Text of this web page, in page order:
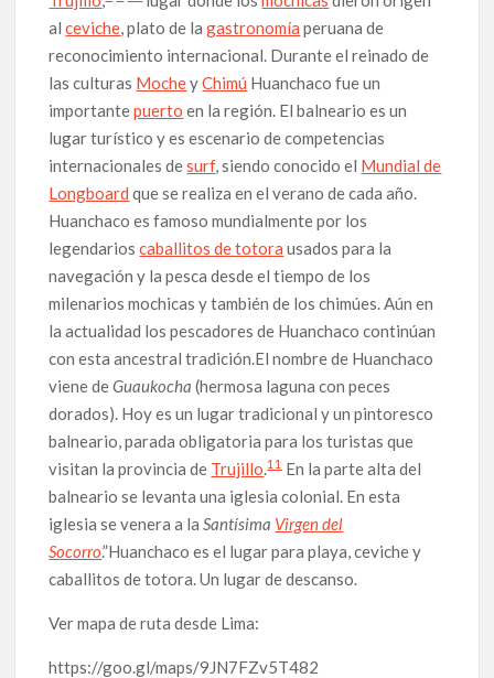
alceviche, plato de lagastronomía peruana de
reconocimiento internacional. Durante el reinado de
las culturas MocheyChimú Huanchaco fue un
importantepuerto en la región. El balneario es un
lugar turístico y es escenario de competencias
internacionales desurf, siendo conocido el Mundial de
Longboard que se realiza en el verano de cada año.
Huanchaco es famoso mundialmente por los
legendarioscaballitos de totora usados para la
navegación y la pesca desde el tiempo de los
milenarios mochicas y también de los chimúes. Aún en
la actualidad los pescadores de Huanchaco continúan
con esta ancestral tradición.El nombre de Huanchaco
viene deGuaukocha (hermosa laguna con peces
dorados). Hoy es un lugar tradicional y un pintoresco
balneario, parada obligatoria para los turistas que
visitan la provincia de Trujillo.11 En la parte alta del
balneario se levanta una iglesia colonial. En esta
iglesia se venera a laSantísima Virgen del
Socorro.”Huanchaco es el lugar para playa, ceviche y
caballitos de totora. Un lugar de descanso.
Ver mapa de ruta desde Lima:
https://goo.gl/maps/9JN7FZv5T482